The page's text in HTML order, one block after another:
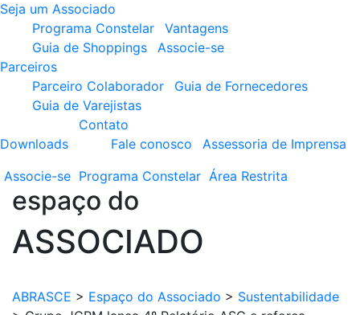
Seja um Associado
Programa Constelar
Vantagens
Guia de Shoppings
Associe-se
Parceiros
Parceiro Colaborador
Guia de Fornecedores
Guia de Varejistas
Downloads
Contato
Fale conosco
Assessoria de Imprensa
Associe-se Programa Constelar Área Restrita
espaço do
ASSOCIADO
ABRASCE > Espaço do Associado > Sustentabilidade